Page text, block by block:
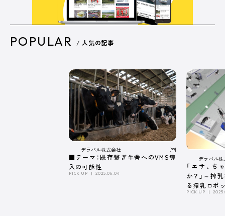
POPULAR / 人気の記事
デラバル株式会社 [PR]
■テーマ：既存繋ぎ牛舎へのVMS導
入の可能性
PICK UP 2025.06.04
デラバル
「エサ、ち
か？」～搾
る搾乳ロボ
係～
PICK UP